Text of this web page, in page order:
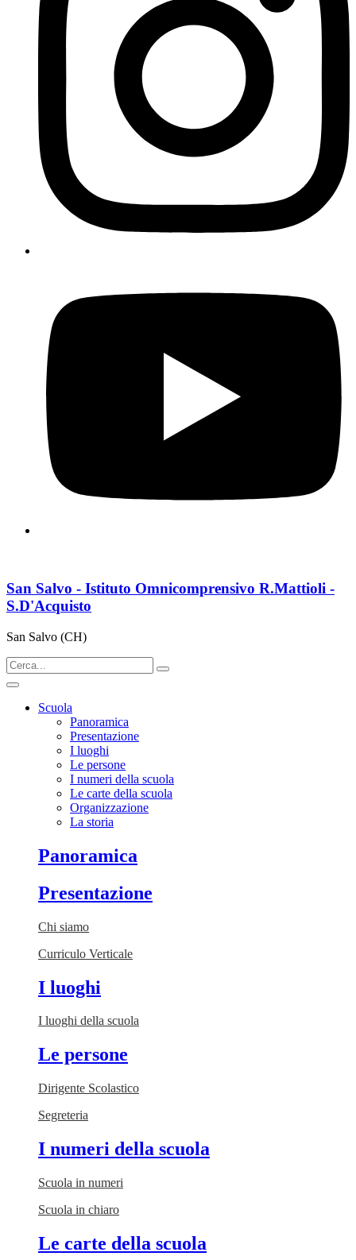
San Salvo - Istituto Omnicomprensivo R.Mattioli -
S.D'Acquisto
San Salvo (CH)
Scuola
Panoramica
Presentazione
I luoghi
Le persone
I numeri della scuola
Le carte della scuola
Organizzazione
La storia
Panoramica
Presentazione
Chi siamo
Curriculo Verticale
I luoghi
I luoghi della scuola
Le persone
Dirigente Scolastico
Segreteria
I numeri della scuola
Scuola in numeri
Scuola in chiaro
Le carte della scuola